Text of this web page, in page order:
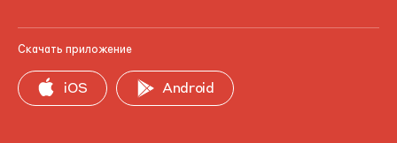
Скачать приложение
iOS Android